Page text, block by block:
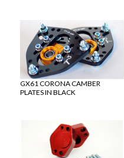
GX61 CORONA CAMBER
PLATES IN BLACK